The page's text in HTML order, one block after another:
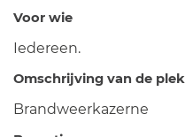
Voor wie
Iedereen.
Omschrijving van de plek
Brandweerkazerne